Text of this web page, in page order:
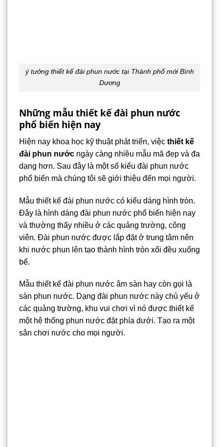
ý tưởng thiết kế đài phun nước tại Thành phố mới Bình
Dương
Những mẫu thiết kế đài phun nước
phổ biến hiện nay
Hiện nay khoa học kỹ thuật phát triển, việc thiết kế
đài phun nước ngày càng nhiều mẫu mã đẹp và đa
dạng hơn. Sau đây là một số kiểu đài phun nước
phổ biến mà chúng tôi sẽ giới thiệu đến mọi người.
Mẫu thiết kế đài phun nước có kiểu dáng hình tròn.
Đây là hình dáng đài phun nước phổ biến hiện nay
và thường thấy nhiều ở các quảng trường, công
viên. Đài phun nước được lắp đặt ở trung tâm nên
khi nước phun lên tạo thành hình tròn xối đều xuống
bể.
Mẫu thiết kế đài phun nước âm sàn hay còn gọi là
sàn phun nước. Dạng đài phun nước này chủ yếu ở
các quảng trường, khu vui chơi vì nó được thiết kế
một hệ thống phun nước đặt phía dưới. Tạo ra một
sân chơi nước cho mọi người.